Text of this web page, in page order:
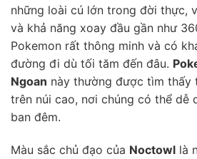
những loài cú lớn trong đời thực,
và khả năng xoay đầu gần như
Pokemon rất thông minh và có
đường đi dù tối tăm đến đâu.
Ngoan này thường được tìm thấy
trên núi cao, nơi chúng có thể dễ
ban đêm.
Màu sắc chủ đạo của Noctowl là